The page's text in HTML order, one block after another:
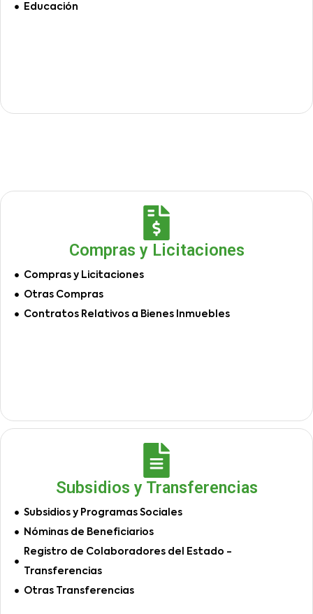
Educación
Compras y Licitaciones
Compras y Licitaciones
Otras Compras
Contratos Relativos a Bienes Inmuebles
Subsidios y Transferencias
Subsidios y Programas Sociales
Nóminas de Beneficiarios
Registro de Colaboradores del Estado -
Transferencias
Otras Transferencias